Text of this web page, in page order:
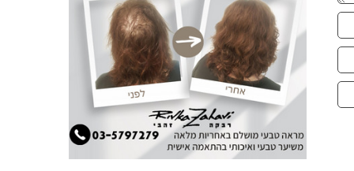
צמידי שיער – המומחים
לצמידי שיער ברמת השרון
חדשות
פרוברי PROBERRY מוצרי
שיער מבוססי גוג’י ברי